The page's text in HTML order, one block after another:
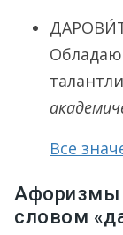
Все
Афоризмы
словом